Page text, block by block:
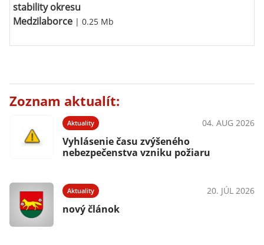
stability okresu
Medzilaborce | 0.25 Mb
Zoznam aktualít:
Aktuality 04. AUG 2026
Vyhlásenie času zvýšeného
nebezpečenstva vzniku požiaru
Aktuality 20. JÚL 2026
nový článok